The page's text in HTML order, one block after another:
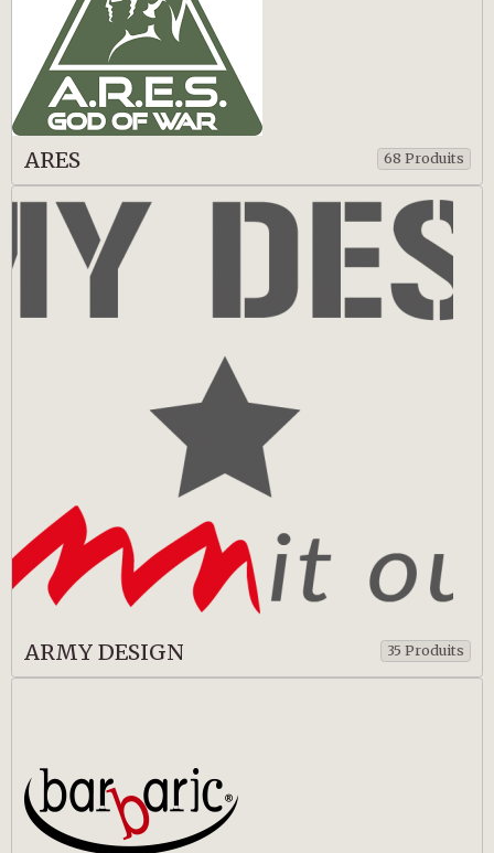
ARES 68 Produits
ARMY DESIGN 35 Produits